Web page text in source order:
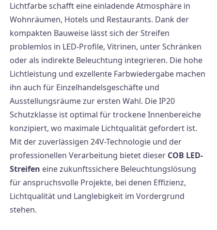
Lichtfarbe schafft eine einladende Atmosphäre in
Wohnräumen, Hotels und Restaurants. Dank der
kompakten Bauweise lässt sich der Streifen
problemlos in LED-Profile, Vitrinen, unter Schränken
oder als indirekte Beleuchtung integrieren. Die hohe
Lichtleistung und exzellente Farbwiedergabe machen
ihn auch für Einzelhandelsgeschäfte und
Ausstellungsräume zur ersten Wahl. Die IP20
Schutzklasse ist optimal für trockene Innenbereiche
konzipiert, wo maximale Lichtqualität gefordert ist.
Mit der zuverlässigen 24V-Technologie und der
professionellen Verarbeitung bietet dieser COB LED-
Streifen eine zukunftssichere Beleuchtungslösung
für anspruchsvolle Projekte, bei denen Effizienz,
Lichtqualität und Langlebigkeit im Vordergrund
stehen.